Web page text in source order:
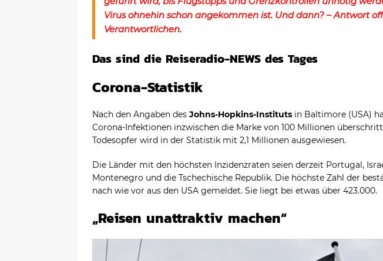
Virus ohnehin schon angekommen ist. Und dann? – Antwort
Verantwortlichen.
Das sind die Reiseradio-NEWS des Tages
Corona-Statistik
Nach den Angaben des Johns-Hopkins-Instituts in Baltimore (USA)
Corona-Infektionen inzwischen die Marke von 100 Millionen
Todesopfer wird in der Statistik mit 2,1 Millionen ausgewiesen.
Die Länder mit den höchsten Inzidenzraten seien derzeit Portugal,
Montenegro und die Tschechische Republik. Die höchste Zahl der
nach wie vor aus den USA gemeldet. Sie liegt bei etwas über 423.000.
„Reisen unattraktiv machen“